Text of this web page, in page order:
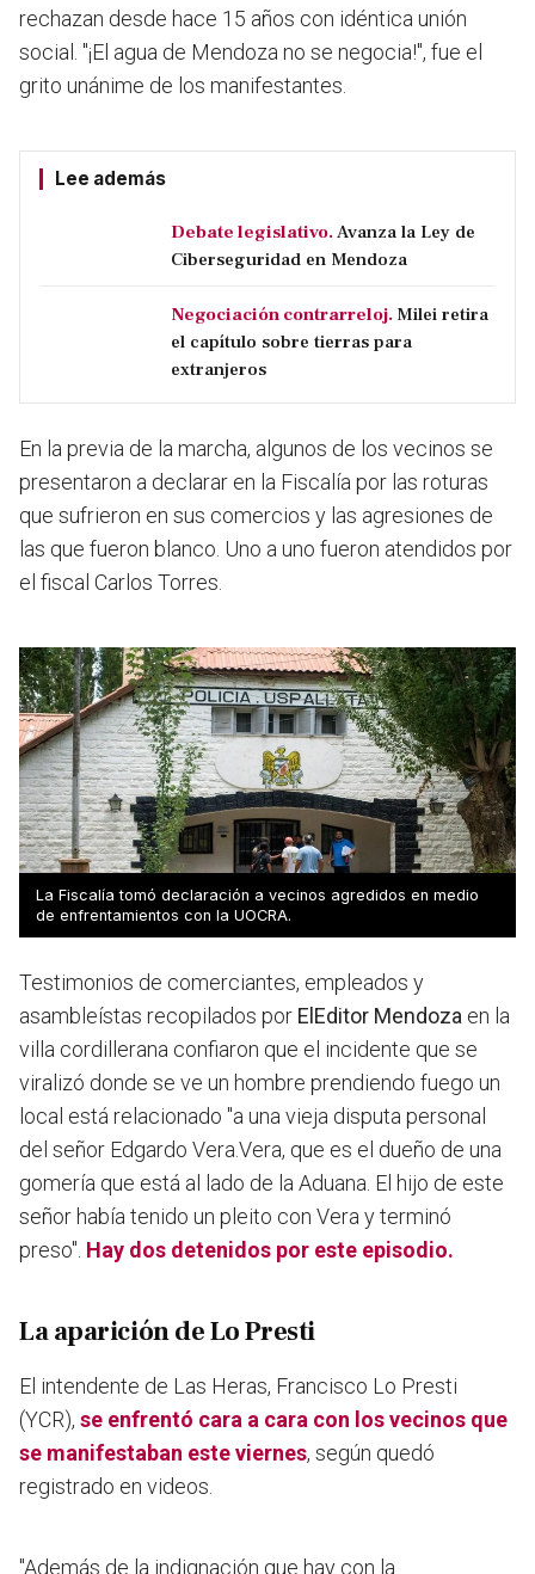
rechazan desde hace 15 años con idéntica unión
social. "¡El agua de Mendoza no se negocia!", fue el
grito unánime de los manifestantes.
Lee además
Debate legislativo.Avanza la Ley de
Ciberseguridad en Mendoza
Negociación contrarreloj. Milei retira
el capítulo sobre tierras para
extranjeros
En la previa de la marcha, algunos de los vecinos se
presentaron a declarar en la Fiscalía por las roturas
que sufrieron en sus comercios y las agresiones de
las que fueron blanco. Uno a uno fueron atendidos por
el fiscal Carlos Torres.
La Fiscalía tomó declaración a vecinos agredidos en medio
de enfrentamientos con la UOCRA.
Testimonios de comerciantes, empleados y
asambleístas recopilados por ElEditor Mendoza en la
villa cordillerana confiaron que el incidente que se
viralizó donde se ve un hombre prendiendo fuego un
local está relacionado "a una vieja disputa personal
del señor Edgardo Vera.Vera, que es el dueño de una
gomería que está al lado de la Aduana. El hijo de este
señor había tenido un pleito con Vera y terminó
preso". Hay dos detenidos por este episodio.
La aparición de Lo Presti
El intendente de Las Heras, Francisco Lo Presti
(YCR), se enfrentó cara a cara con los vecinos que
se manifestaban este viernes, según quedó
registrado en videos.
"Además de la indignación que hay con la